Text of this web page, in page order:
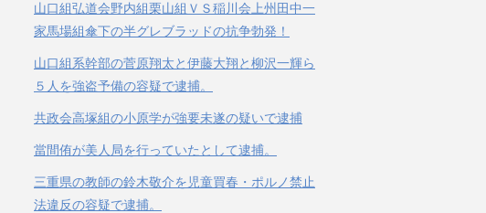
山口組弘道会野内組栗山組ＶＳ稲川会上州田中一
家馬場組傘下の半グレブラッドの抗争勃発！
山口組系幹部の菅原翔太と伊藤大翔と柳沢一輝ら
５人を強盗予備の容疑で逮捕。
共政会高塚組の小原学が強要未遂の疑いで逮捕
當間侑が美人局を行っていたとして逮捕。
三重県の教師の鈴木敬介を児童買春・ポルノ禁止
法違反の容疑で逮捕。